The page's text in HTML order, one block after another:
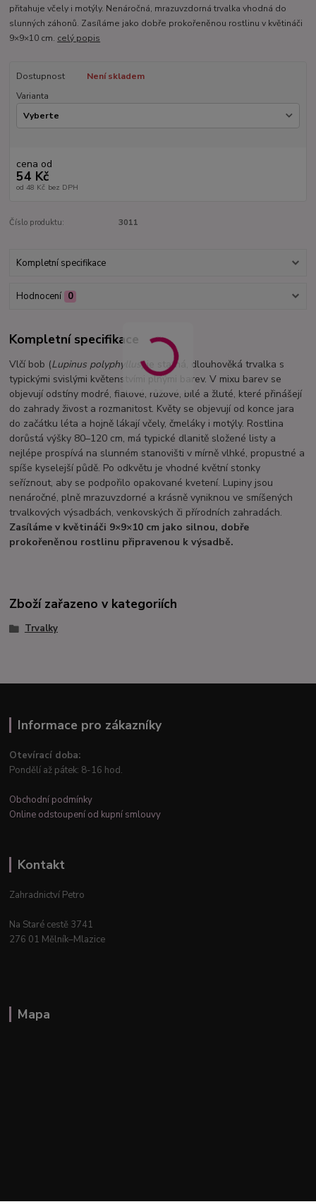
přitahuje včely i motýly. Nenáročná, mrazuvzdorná trvalka vhodná do
slunných záhonů. Zasíláme jako dobře prokořeněnou rostlinu v květináči
9×9×10 cm. celý popis
Dostupnost
Není skladem
Varianta
cena od
54 Kč
od 48 Kč bez DPH
Číslo produktu: 3011
Kompletní specifikace
Hodnocení 0
Kompletní specifikace
Vlčí bob (Lupinus polyphyllus) je statná, dlouhověká trvalka s
typickými svislými květenstvími plnými barev. V mixu barev se
objevují odstíny modré, fialové, růžové, bílé a žluté, které přinášejí
do zahrady živost a rozmanitost. Květy se objevují od konce jara
do začátku léta a hojně lákají včely, čmeláky i motýly. Rostlina
dorůstá výšky 80–120 cm, má typické dlanitě složené listy a
nejlépe prospívá na slunném stanovišti v mírně vlhké, propustné a
spíše kyselejší půdě. Po odkvětu je vhodné květní stonky
seříznout, aby se podpořilo opakované kvetení. Lupiny jsou
nenáročné, plně mrazuvzdorné a krásně vyniknou ve smíšených
trvalkových výsadbách, venkovských či přírodních zahradách.
Zasíláme v květináči 9×9×10 cm jako silnou, dobře
prokořeněnou rostlinu připravenou k výsadbě.
Zboží zařazeno v kategoriích
Trvalky
Informace pro zákazníky
Otevírací doba:
Pondělí až pátek: 8-16 hod.
Obchodní podmínky
Online odstoupení od kupní smlouvy
Kontakt
Zahradnictví Petro
Na Staré cestě 3741
276 01 Mělník–Mlazice
Mapa